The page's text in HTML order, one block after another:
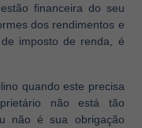
financeira do seu
dos rendimentos e
imposto de renda, é
quando este precisa
não está tão
não é sua obrigação